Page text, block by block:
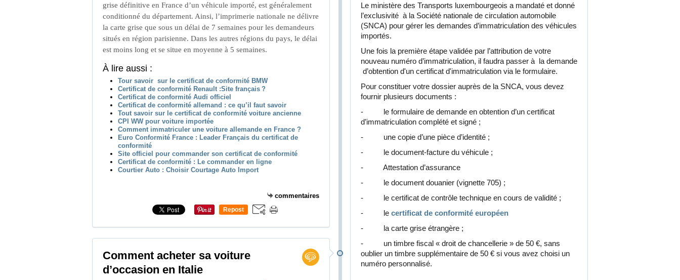
grise définitive en France d’un véhicule importé, est généralement
conditionné du département. Ainsi, l’imprimerie nationale ne délivre
la carte grise que sous un délai de 7 semaines pour les demandeurs
situés en région parisienne. Dans les autres régions du pays, le délai
est moins long et se situe en moyenne à 5 semaines.
À lire aussi :
Tour savoir sur le certificat de conformité BMW
Certificat de conformité Renault :Site français ?
Certificat de conformité Audi officiel
Certificat de conformité allemand : ce qu’il faut savoir
Tout savoir sur le certificat de conformité voiture ancienne
CPI WW pour voiture importée
Comment immatriculer une voiture allemande en France ?
Euro Conformité France : Leader Français du certificat de
conformité
Site officiel pour commander son certificat de conformité
Certificat de conformité : Le commander en ligne
Courtier Auto : Choisir Courtage Auto Import
commentaires
Repost
Comment acheter sa voiture
d’occasion en Italie
Le ministère des Transports luxembourgeois a mandaté et donné
l’exclusivité à la Société nationale de circulation automobile
(SNCA) pour gérer les demandes d’immatriculation des véhicules
importés.
Une fois la première étape validée par l’attribution de votre
nouveau numéro d’immatriculation, il faudra passer à la demande
d’obtention d'un certificat d'immatriculation via le formulaire.
Pour constituer votre dossier auprès de la SNCA, vous devez
fournir plusieurs documents :
- le formulaire de demande en obtention d’un certificat
d’immatriculation complété et signé ;
- une copie d’une pièce d’identité ;
- le document-facture du véhicule ;
- Attestation d’assurance
- le document douanier (vignette 705) ;
- le certificat de contrôle technique en cours de validité ;
- le certificat de conformité européen
- la carte grise étrangère ;
- un timbre fiscal « droit de chancellerie » de 50 €, sans
oublier un timbre supplémentaire de 50 € si vous avez choisi un
numéro personnalisé.